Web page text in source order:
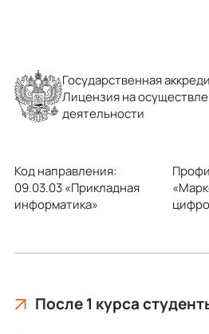
Государственная
Лицензия на
деятельности
Код направления:
09.03.03 «Прикладная
информатика»
После 1 курса